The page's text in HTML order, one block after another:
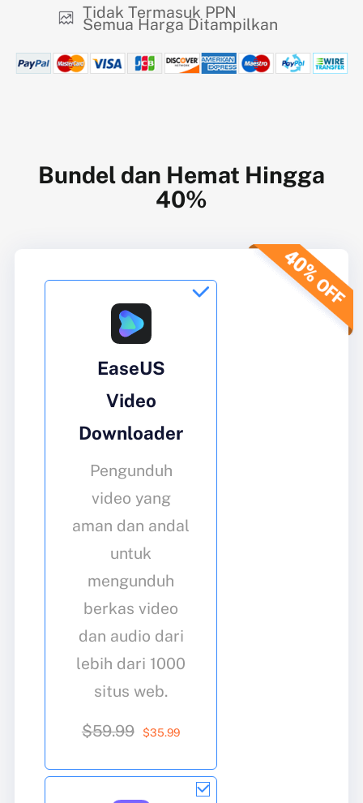
Tidak Termasuk PPN
Semua Harga Ditampilkan
Bundel dan Hemat Hingga
40%

EaseUS
Video
Downloader
Pengunduh
video yang
aman dan andal
untuk
mengunduh
berkas video
dan audio dari
lebih dari 1000
situs web.
$59.99 $35.99